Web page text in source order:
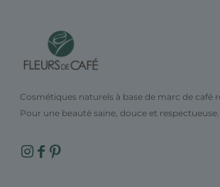
Cosmétiques naturels à base de marc de café
Pour une beauté saine, douce et respectueuse.